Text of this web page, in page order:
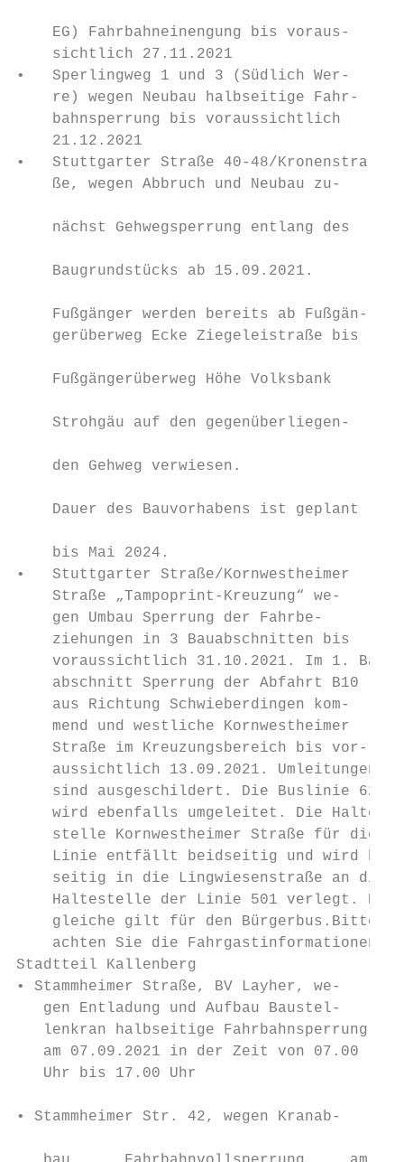
    EG) Fahrbahneinengung bis voraus-
sichtlich 27.11.2021
•   Sperlingweg 1 und 3 (Südlich Wer-
re) wegen Neubau halbseitige Fahr-
bahnsperrung bis voraussichtlich
21.12.2021
•   Stuttgarter Straße 40-48/Kronenstra-
ße, wegen Abbruch und Neubau zu-
nächst Gehwegsperrung entlang des
Baugrundstücks ab 15.09.2021.
Fußgänger werden bereits ab Fußgän-
gerüberweg Ecke Ziegeleistraße bis
    Fußgängerüberweg Höhe Volksbank
    Strohgäu auf den gegenüberliegen-
    den Gehweg verwiesen.
    Dauer des Bauvorhabens ist geplant
    bis Mai 2024.
•   Stuttgarter Straße/Kornwestheimer
Straße „Tampoprint-Kreuzung“ we-
gen Umbau Sperrung der Fahrbe-
ziehungen in 3 Bauabschnitten bis
voraussichtlich 31.10.2021. Im 1.
abschnitt Sperrung der Abfahrt B10
aus Richtung Schwieberdingen kom-
mend und westliche Kornwestheimer
Straße im Kreuzungsbereich bis vor-
aussichtlich 13.09.2021. Umleitungen
sind ausgeschildert. Die Buslinie 621
wird ebenfalls umgeleitet. Die Halte-
stelle Kornwestheimer Straße für
Linie entfällt beidseitig und wird
seitig in die Lingwiesenstraße an die
Haltestelle der Linie 501 verlegt.
gleiche gilt für den Bürgerbus.Bitte
achten Sie die Fahrgastinformationen!
Stadtteil Kallenberg
• Stammheimer Straße, BV Layher,
gen Entladung und Aufbau Baustel-
lenkran halbseitige Fahrbahnsperrung
am 07.09.2021 in der Zeit von 07.00
Uhr bis 17.00 Uhr
• Stammheimer Str. 42, wegen